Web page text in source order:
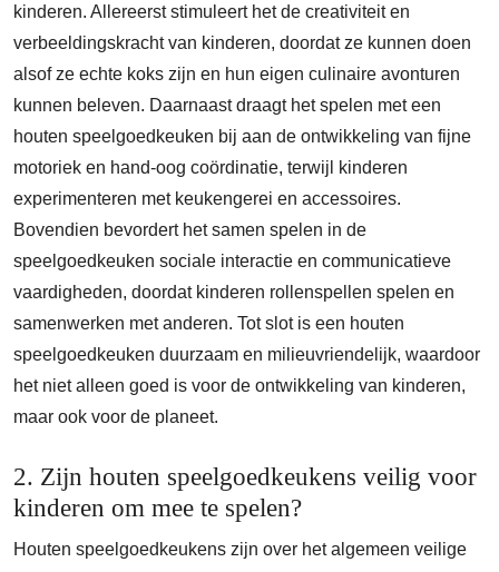
kinderen. Allereerst stimuleert het de creativiteit en
verbeeldingskracht van kinderen, doordat ze kunnen doen
alsof ze echte koks zijn en hun eigen culinaire avonturen
kunnen beleven. Daarnaast draagt het spelen met een
houten speelgoedkeuken bij aan de ontwikkeling van fijne
motoriek en hand-oog coördinatie, terwijl kinderen
experimenteren met keukengerei en accessoires.
Bovendien bevordert het samen spelen in de
speelgoedkeuken sociale interactie en communicatieve
vaardigheden, doordat kinderen rollenspellen spelen en
samenwerken met anderen. Tot slot is een houten
speelgoedkeuken duurzaam en milieuvriendelijk, waardoor
het niet alleen goed is voor de ontwikkeling van kinderen,
maar ook voor de planeet.
2. Zijn houten speelgoedkeukens veilig voor
kinderen om mee te spelen?
Houten speelgoedkeukens zijn over het algemeen veilige